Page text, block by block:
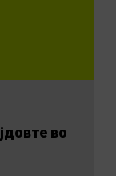
во